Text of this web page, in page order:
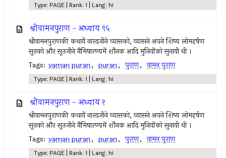
Type: PAGE | Rank: 1 | Lang: hi
श्रीवामनपुराण - अध्याय ९५
श्रीवामनपुराणकी कथायें नारदजीने व्यासको, व्यासने अपने शिष्य लोमहर्षण
सूतको और सूतजीने नैमिषारण्यमें शौनक आदि मुनियोंको सुनायी थी ।
Tags: vaman puran, puran, पुराण, वामन पुराण
Type: PAGE | Rank: 1 | Lang: hi
श्रीवामनपुराण - अध्याय १
श्रीवामनपुराणकी कथायें नारदजीने व्यासको, व्यासने अपने शिष्य लोमहर्षण
सूतको और सूतजीने नैमिषारण्यमें शौनक आदि मुनियोंको सुनायी थी ।
Tags: vaman puran, puran, पुराण, वामन पुराण
Type: PAGE | Rank: 1 | Lang: hi